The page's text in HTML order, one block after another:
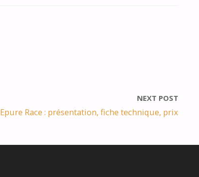
NEXT POST
Epure Race : présentation, fiche technique, prix